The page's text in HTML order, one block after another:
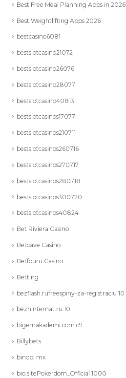
Best Free Meal Planning Apps in 2026
Best Weightlifting Apps 2026
bestcasino6081
bestslotcasino21072
bestslotcasino26076
bestslotcasino28077
bestslotcasino40813
bestslotcasinos17077
bestslotcasinos210711
bestslotcasinos260716
bestslotcasinos270717
bestslotcasinos280718
bestslotcasinos300720
bestslotcasinos40824
Bet Riviera Casino
Betcave Casino
Betfouru Casino
Betting
bezflash.rufreespiny-za-registraciu 10
bezhinternat.ru 10
bigemakademi.com c9
Billybets
binobi mx
bio.sitePokerdom_Official 1000